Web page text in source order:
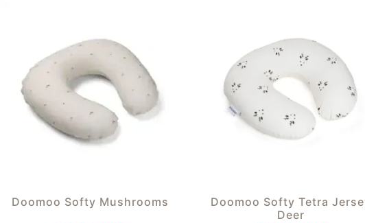
Doomoo Softy Mushrooms
Doomoo Softy Tetra
Deer